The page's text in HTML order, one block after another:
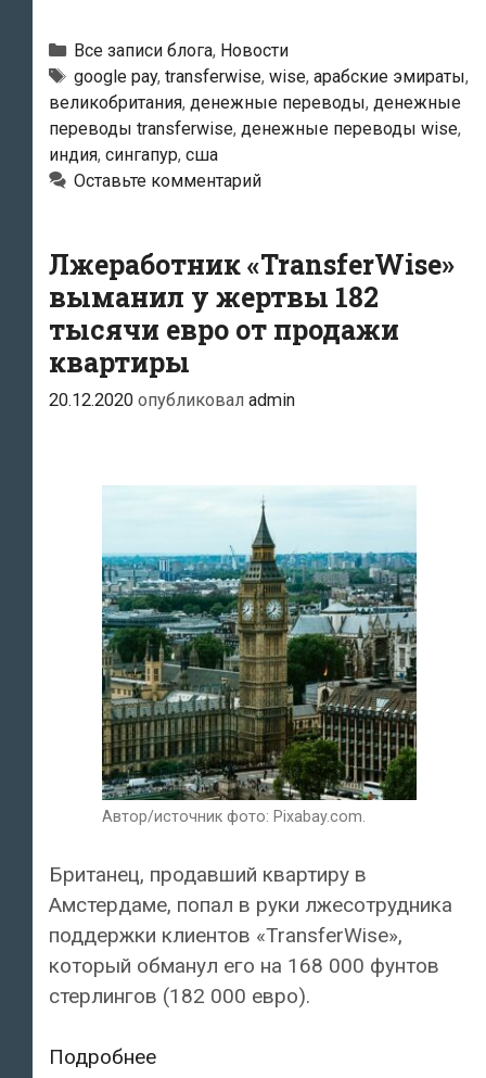
денежных
переводов
от
фирмы
Wise
и
в
Индии
Рубрики
Все записи блога, Новости
Тэги
google pay, transferwise, wise, арабские эмираты,
великобритания, денежные переводы, денежные
переводы transferwise, денежные переводы wise,
индия, сингапур, сша
Оставьте комментарий
Лжеработник «TransferWise»
выманил у жертвы 182
тысячи евро от продажи
квартиры
20.12.2020 опубликовал admin
Автор/источник фото: Pixabay.com.
Британец, продавший квартиру в
Амстердаме, попал в руки лжесотрудника
поддержки клиентов «TransferWise»,
который обманул его на 168 000 фунтов
стерлингов (182 000 евро).
ПодробнееЛжеработник